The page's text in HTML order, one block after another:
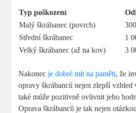
Typ poškození
Malý škrábanec (povrch)
Střední škrábanec
1
Velký škrábanec (až na kov)
3
Nakonecje dobré mít na paměti, že
opravy škrábanců nejen zlepší vzhled
také může pozitivně ovlivnit jeho
Oprava škrábanců je tak nejen